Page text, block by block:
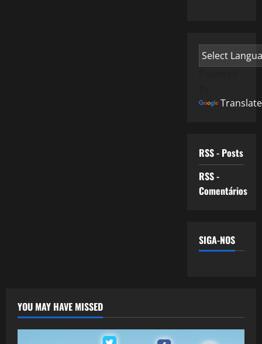
Translate
RSS - Posts
RSS -
Comentários
SIGA-NOS
YOU MAY HAVE MISSED